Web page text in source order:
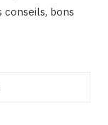
conseils, bons